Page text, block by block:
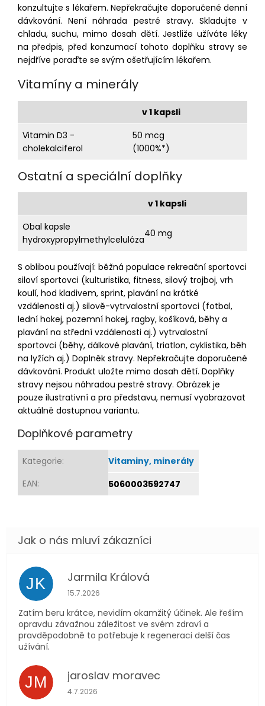
konzultujte s lékařem. Nepřekračujte doporučené denní
dávkování. Není náhrada pestré stravy. Skladujte v
chladu, suchu, mimo dosah dětí. Jestliže užíváte léky
na předpis, před konzumací tohoto doplňku stravy se
nejdříve poraďte se svým ošetřujícím lékařem.
Vitamíny a minerály
v 1 kapsli
Vitamin D3 -
cholekalciferol
50 mcg
(1000%*)
Ostatní a speciální doplňky
v 1 kapsli
Obal kapsle
hydroxypropylmethylcelulóza
40 mg
S oblibou používají: běžná populace rekreační sportovci
siloví sportovci (kulturistika, fitness, silový trojboj, vrh
koulí, hod kladivem, sprint, plavání na krátké
vzdálenosti aj.) silově-vytrvalostní sportovci (fotbal,
lední hokej, pozemní hokej, ragby, košíková, běhy a
plavání na střední vzdálenosti aj.) vytrvalostní
sportovci (běhy, dálkové plavání, triatlon, cyklistika, běh
na lyžích aj.) Doplněk stravy. Nepřekračujte doporučené
dávkování. Produkt uložte mimo dosah dětí. Doplňky
stravy nejsou náhradou pestré stravy. Obrázek je
pouze ilustrativní a pro představu, nemusí vyobrazovat
aktuálně dostupnou variantu.
Doplňkové parametry
Kategorie:
Vitaminy, minerály
EAN: 5060003592747
JK Jarmila Králová
Hodnocení obchodu je 5 z 5 hvězdiček.
15.7.2026
Zatím beru krátce, nevidím okamžitý účinek. Ale řeším
opravdu závažnou záležitost ve svém zdraví a
pravděpodobně to potřebuje k regeneraci delší čas
užívání.
JM jaroslav moravec
Hodnocení obchodu je 5 z 5 hvězdiček.
4.7.2026